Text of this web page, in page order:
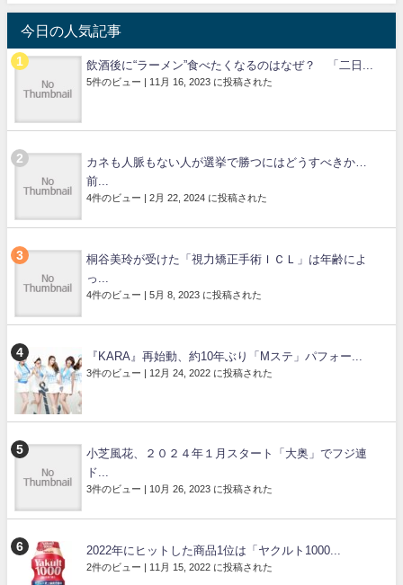
今日の人気記事
飲酒後に“ラーメン”食べたくなるのはなぜ？ 「二日...
5件のビュー | 11月 16, 2023 に投稿された
カネも人脈もない人が選挙で勝つにはどうすべきか…
前...
4件のビュー | 2月 22, 2024 に投稿された
桐谷美玲が受けた「視力矯正手術ＩＣＬ」は年齢によ
っ...
4件のビュー | 5月 8, 2023 に投稿された
『KARA』再始動、約10年ぶり「Mステ」パフォー...
3件のビュー | 12月 24, 2022 に投稿された
小芝風花、２０２４年１月スタート「大奥」でフジ連
ド...
3件のビュー | 10月 26, 2023 に投稿された
2022年にヒットした商品1位は「ヤクルト1000...
2件のビュー | 11月 15, 2022 に投稿された